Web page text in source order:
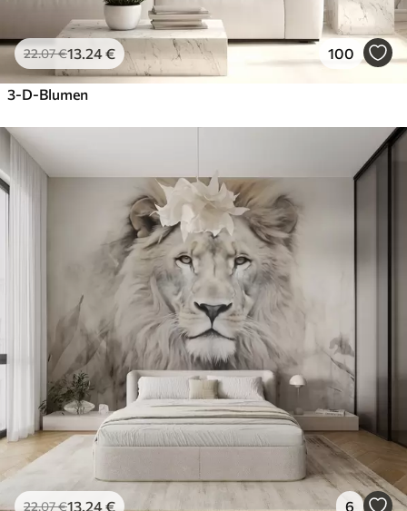
22.07€13 .24€ 100
3-D-Blumen
22.07€13 .24€ 6